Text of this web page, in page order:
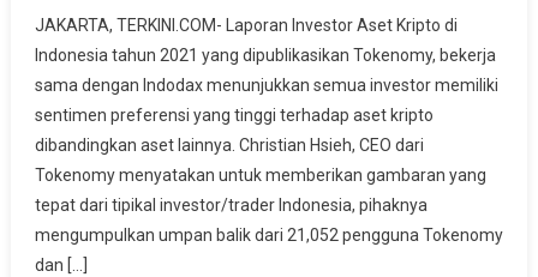
Terkini
:
Sentimen
Investor
Terhadap
Aset
Kripto
Di
JAKARTA, TERKINI.COM- Laporan Investor Aset Kripto di
Indonesia tahun 2021 yang dipublikasikan Tokenomy, bekerja
sama dengan Indodax menunjukkan semua investor memiliki
sentimen preferensi yang tinggi terhadap aset kripto
dibandingkan aset lainnya. Christian Hsieh, CEO dari
Tokenomy menyatakan untuk memberikan gambaran yang
tepat dari tipikal investor/trader Indonesia, pihaknya
mengumpulkan umpan balik dari 21,052 pengguna Tokenomy
dan […]